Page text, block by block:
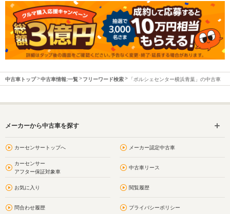
中古車トップ 中古車情報:一覧 フリーワード検索 「ポルシェセンター横浜青葉」の中古車
メーカーから中古車を探す
カーセンサートップへ メーカー認定中古車
カーセンサー
アフター保証対象車
中古車リース
お気に入り 閲覧履歴
問合わせ履歴 プライバシーポリシー